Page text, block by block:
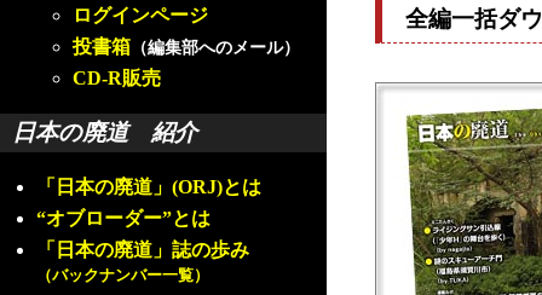
ログインページ
投書箱 （編集部へのメール）
CD-R販売
日本の廃道 紹介
「日本の廃道」(ORJ)とは
“オブローダー”とは
「日本の廃道」誌の歩み
（バックナンバー一覧）
全編一括ダ